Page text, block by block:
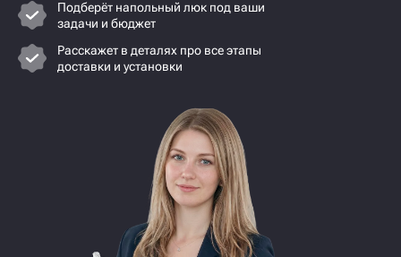
Подберёт напольный люк под ваши
задачи и бюджет
Расскажет в деталях про все этапы
доставки и установки